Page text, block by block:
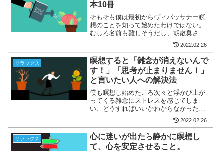
本10冊
そもそも僕は最初からヴィパッサナー瞑
想のことを知って始めたわけではない。
むしろ名前も難しそうだし、胡散臭さや
抽象的な話が多いので避けていた点もあ
るでも、ある時に思い切ってヴィパッサ
ナー瞑想をやってみようと思ったのは、
これから紹介する本のおか...
2022.02.26
リラックス
瞑想すると「雑念が消えないんで
す！」「思考が止まりません！」
と言いたい人への解決法
僕も瞑想し始めたころ次々と浮かび上が
ってくる雑念にストレスを感じてしま
い、どうすればいいかわからなかった。
でも雑念を止める方法や雑念を解消する
方法を知ってからは、雑念が出てくるこ
とに喜びさえ感じてしまう。なぜなら
ば、雑念によって現状打破のヒ...
2022.02.26
リラックス
心に迷いが出たら静かに瞑想し
て、心を安定させること。